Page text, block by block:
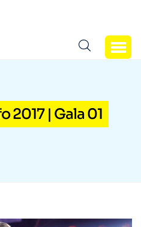
2017 | Gala 01